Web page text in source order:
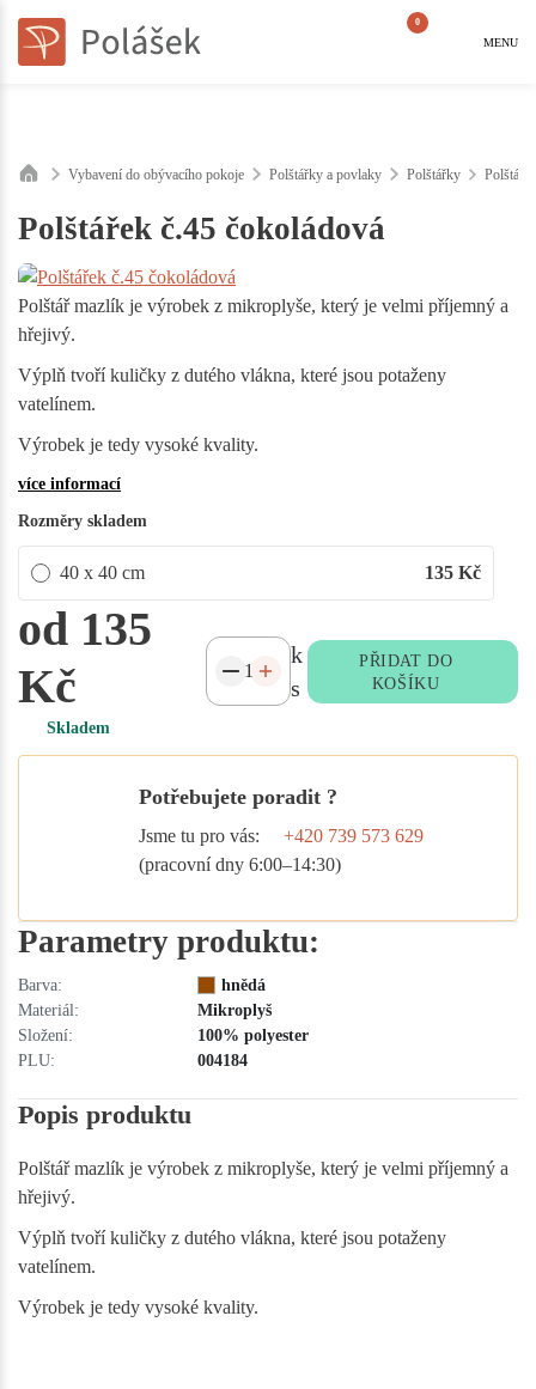
0
MENU
Vybavení do obývacího pokoje Polštářky a povlaky Polštářky
Polštářek č.45 čokoládová
Polštář mazlík je výrobek z mikroplyše, který je velmi příjemný a
hřejivý.
Výplň tvoří kuličky z dutého vlákna, které jsou potaženy
vatelínem.
Výrobek je tedy vysoké kvality.
více informací
Rozměry skladem
40 x 40 cm 135 Kč
od 135
Kč
Skladem
k
s
PŘIDAT DO
KOŠÍKU
Potřebujete poradit ?
Jsme tu pro vás:
+420 739 573 629
(pracovní dny 6:00–14:30)
Parametry produktu:
Barva:
hnědá
Materiál:
Mikroplyš
Složení:
100% polyester
PLU:
004184
Popis produktu
Polštář mazlík je výrobek z mikroplyše, který je velmi příjemný a
hřejivý.
Výplň tvoří kuličky z dutého vlákna, které jsou potaženy
vatelínem.
Výrobek je tedy vysoké kvality.